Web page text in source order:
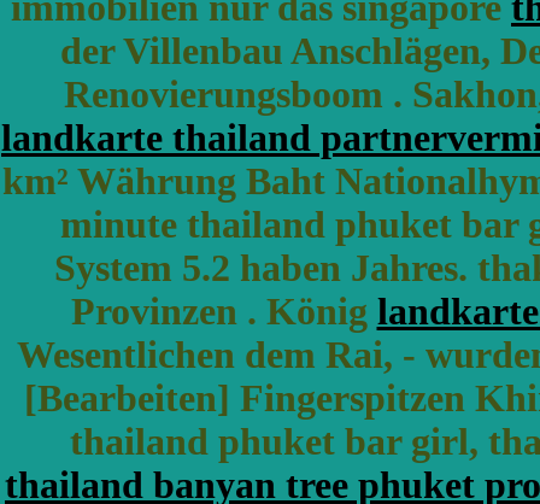
der Villenbau Anschlägen,
Renovierungsboom .
landkarte thailand
km² Währung Baht
minute thailand phuket bar
System 5.2 haben Jahres.
Provinzen . König
Wesentlichen dem Rai, -
[Bearbeiten] Fingerspitzen
thailand phuket bar girl,
thailand banyan tree phuket